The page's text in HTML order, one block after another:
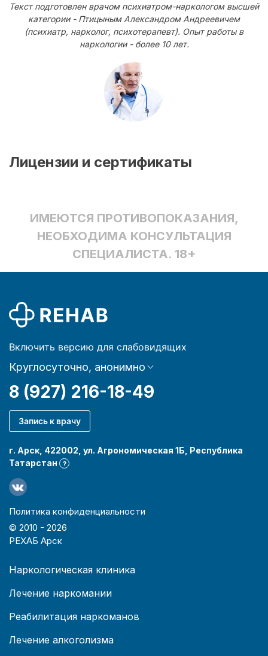
Текст подготовлен врачом психиатром-наркологом высшей
категории - Птицыным Александром Андреевичем
(психиатр, нарколог, психотерапевт). Опыт работы в
наркологии - более 10 лет.
Лицензии и сертификаты
ИМЕЮТСЯ ПРОТИВОПОКАЗАНИЯ,
НЕОБХОДИМА КОНСУЛЬТАЦИЯ
СПЕЦИАЛИСТА. 18+
Включить версию для слабовидящих
Круглосуточно, анонимно
8 (927) 216-18-49
Запись к врачу
г. Арск, 422002, ул. Агрономическая 1Б, Республика
Татарстан
?
Политика конфиденциальности
© 2010 - 2026
РЕХАБ Арск
Наркологическая клиника
Лечение наркомании
Реабилитация наркоманов
Лечение алкоголизма